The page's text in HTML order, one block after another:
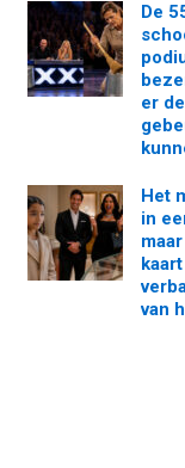
De
er
Het
in
van